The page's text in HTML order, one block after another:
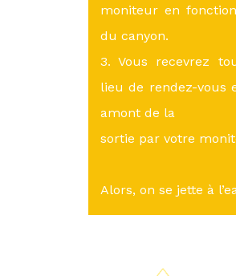
moniteur en
du canyon.
3. Vous recevrez
lieu de rendez-vous
amont de la
sortie par votre
Alors, on se jette à